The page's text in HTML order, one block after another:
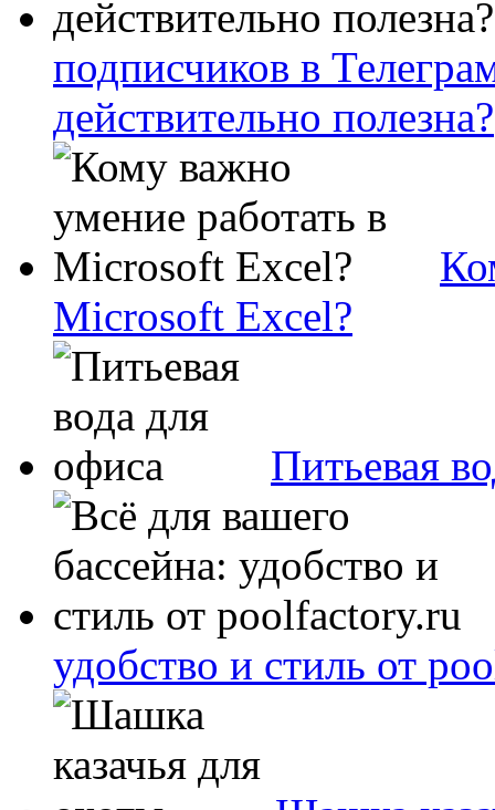
подписчиков в
действительно полезна?
Microsoft Excel?
Питьевая
удобство и стиль от